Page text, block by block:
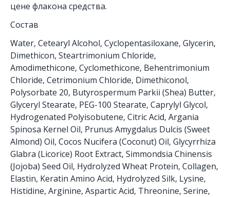
цене флакона средства.
Состав
Water, Cetearyl Alcohol, Cyclopentasiloxane, Glycerin,
Dimethicon, Steartrimonium Chloride,
Amodimethicone, Cyclomethicone, Behentrimonium
Chloride, Cetrimonium Chloride, Dimethiconol,
Polysorbate 20, Butyrospermum Parkii (Shea) Butter,
Glyceryl Stearate, PEG-100 Stearate, Caprylyl Glycol,
Hydrogenated Polyisobutene, Citric Acid, Argania
Spinosa Kernel Oil, Prunus Amygdalus Dulcis (Sweet
Almond) Oil, Cocos Nucifera (Coconut) Oil, Glycyrrhiza
Glabra (Licorice) Root Extract, Simmondsia Chinensis
(Jojoba) Seed Oil, Hydrolyzed Wheat Protein, Collagen,
Elastin, Keratin Amino Acid, Hydrolyzed Silk, Lysine,
Histidine, Arginine, Aspartic Acid, Threonine, Serine,